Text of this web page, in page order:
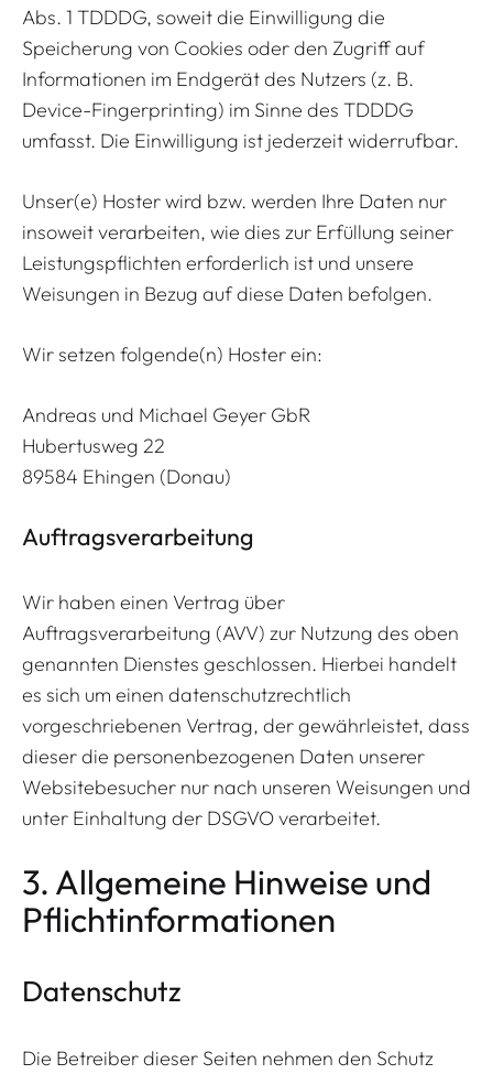
Abs. 1 TDDDG, soweit die Einwilligung die
Speicherung von Cookies oder den Zugriff auf
Informationen im Endgerät des Nutzers (z. B.
Device-Fingerprinting) im Sinne des TDDDG
umfasst. Die Einwilligung ist jederzeit widerrufbar.
Unser(e) Hoster wird bzw. werden Ihre Daten nur
insoweit verarbeiten, wie dies zur Erfüllung seiner
Leistungspflichten erforderlich ist und unsere
Weisungen in Bezug auf diese Daten befolgen.
Wir setzen folgende(n) Hoster ein:
Andreas und Michael Geyer GbR
Hubertusweg 22
89584 Ehingen (Donau)
Auftragsverarbeitung
Wir haben einen Vertrag über
Auftragsverarbeitung (AVV) zur Nutzung des oben
genannten Dienstes geschlossen. Hierbei handelt
es sich um einen datenschutzrechtlich
vorgeschriebenen Vertrag, der gewährleistet, dass
dieser die personenbezogenen Daten unserer
Websitebesucher nur nach unseren Weisungen und
unter Einhaltung der DSGVO verarbeitet.
3. Allgemeine Hinweise und
Pflicht­informationen
Datenschutz
Die Betreiber dieser Seiten nehmen den Schutz